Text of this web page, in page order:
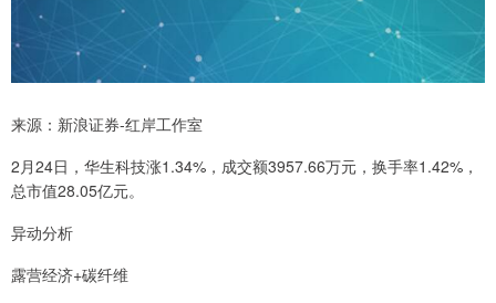
来源：新浪证券-红岸工作室
2月24日，华生科技涨1.34%，成交额3957.66万元，换手率1.42%，
总市值28.05亿元。
异动分析
露营经济+碳纤维